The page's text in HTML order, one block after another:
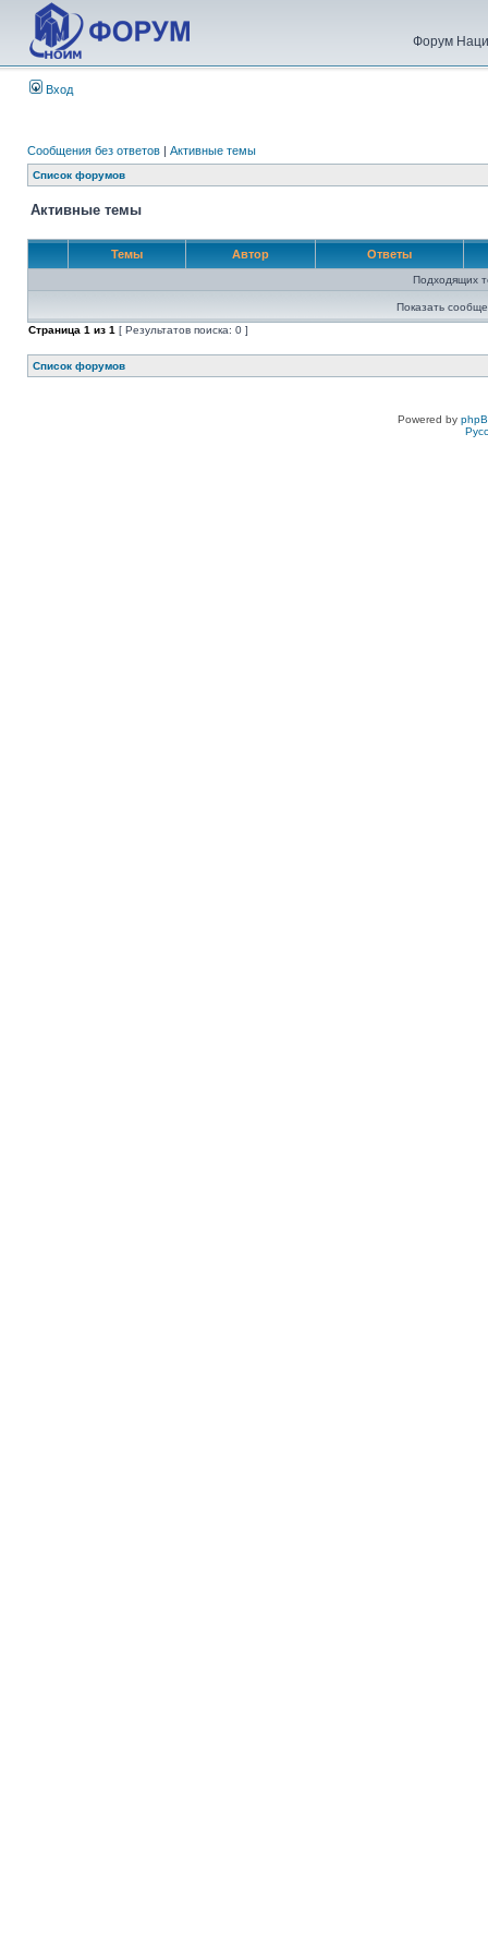
Форум
Вход
Сообщения без ответов | Активные темы
Список форумов
Активные темы
Темы Автор Ответы
Подходящих
Показать
Страница 1 из 1 [ Результатов поиска: 0 ]
Список форумов
Powered by